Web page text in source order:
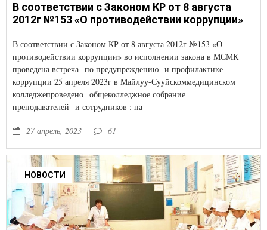
В соответствии с Законом КР от 8 августа
2012г №153 «О противодействии коррупции»
В соответствии с Законом КР от 8 августа 2012г №153 «О
противодействии коррупции» во исполнении закона в МСМК
проведена встреча по предупреждению и профилактике
коррупции 25 апреля 2023г в Майлуу-Сууйскоммедицинском
колледжепроведено общеколледжное собрание
преподавателей и сотрудников : на
27 апрель, 2023 61
НОВОСТИ